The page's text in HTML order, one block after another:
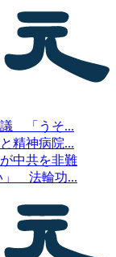
議 「うそ...
精神病院...
中共を非難
」 法輪功...